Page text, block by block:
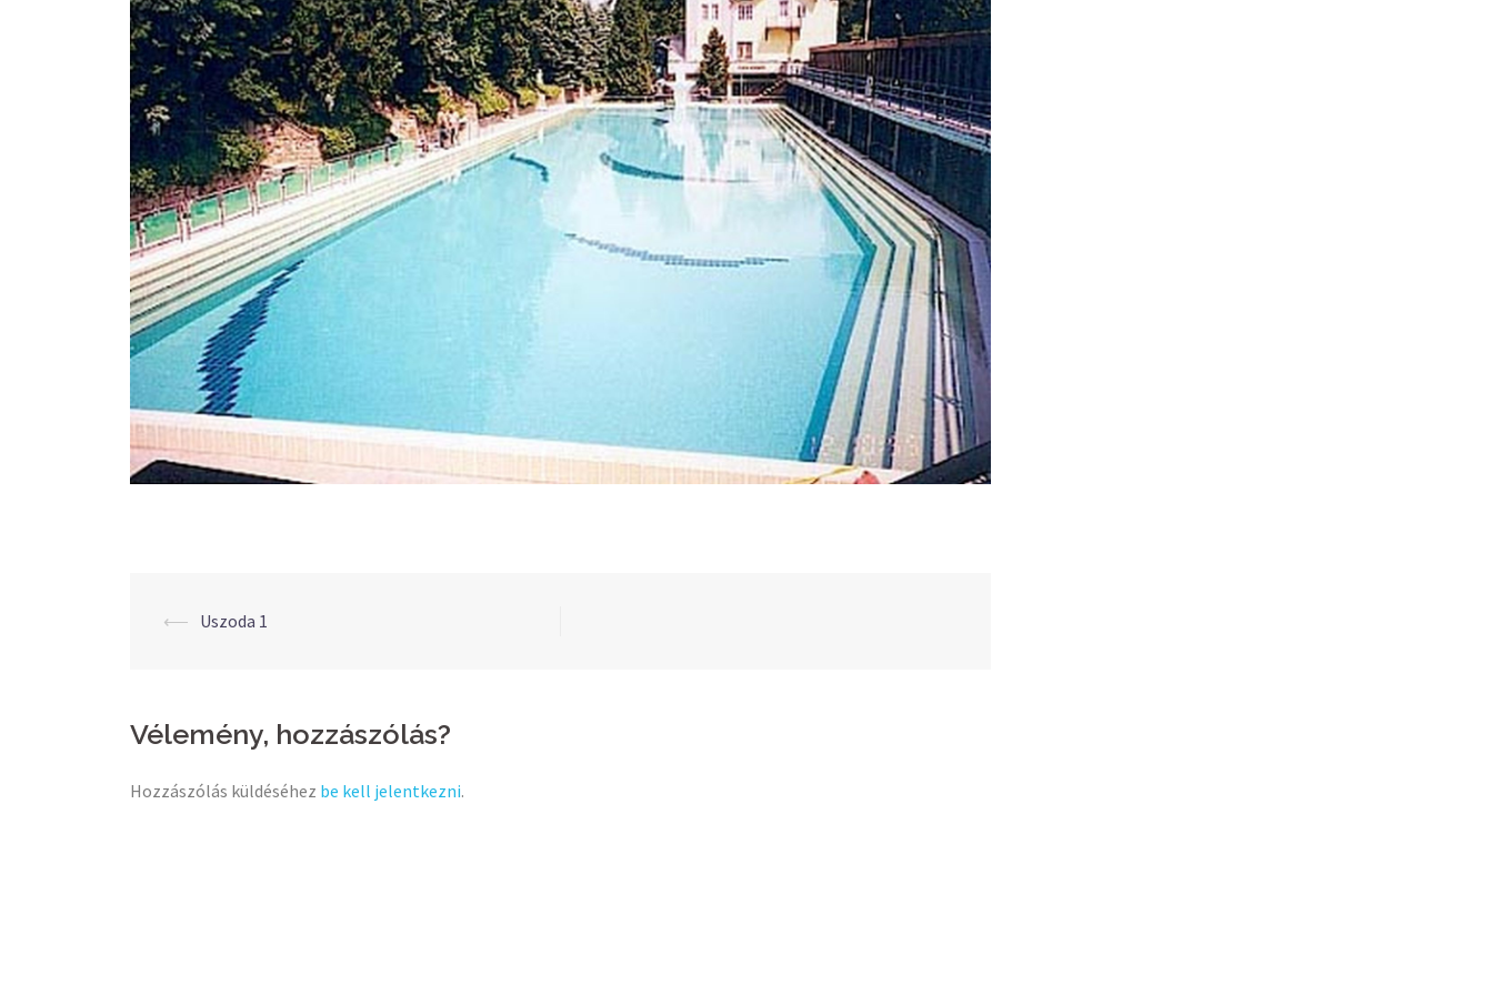
Post
⟵ Uszoda 1
Vélemény, hozzászólás?
Hozzászólás küldéséhez be kell jelentkezni.